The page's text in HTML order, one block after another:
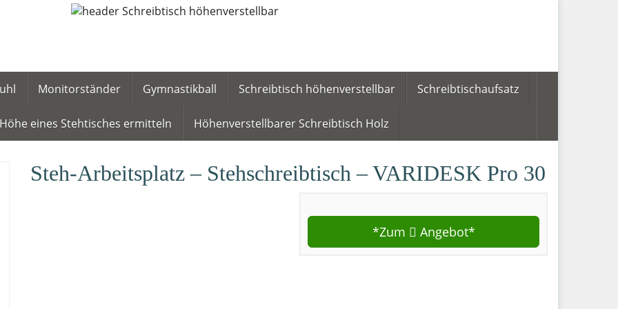
Monitorständer Gymnastikball Schreibtisch höhenverstellbar Schreibtischaufsatz
eines Stehtisches ermitteln Höhenverstellbarer Schreibtisch Holz
Steh-Arbeitsplatz – Stehschreibtisch – VARIDESK Pro 30
*Zum Angebot*